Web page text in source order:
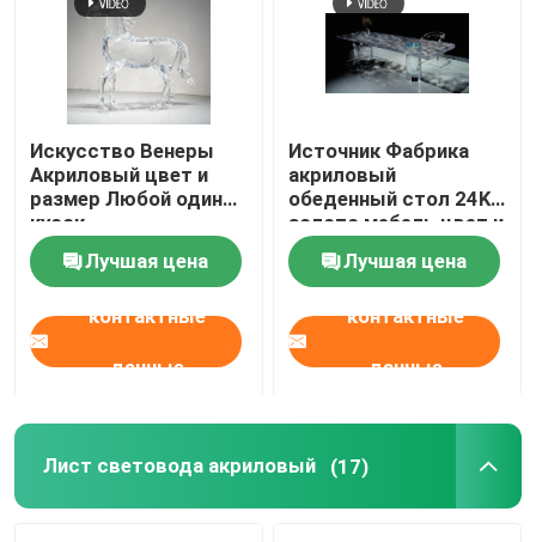
Искусство Венеры
Акриловый цвет и
размер Любой один
кусок
Лучшая цена
контактные
данные
Источник Фабрика
акриловый
обеденный стол 24K
золото мебель цвет и
размер Один кусок на
заказЛучшая цена
контактные
данные
Лист световода акриловый (17)